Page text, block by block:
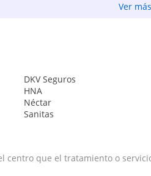
Ver
DKV Seguros
HNA
Néctar
Sanitas
centro que el tratamiento o